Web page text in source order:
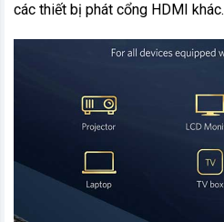
các thiết bị phát cổng HDMI khác.